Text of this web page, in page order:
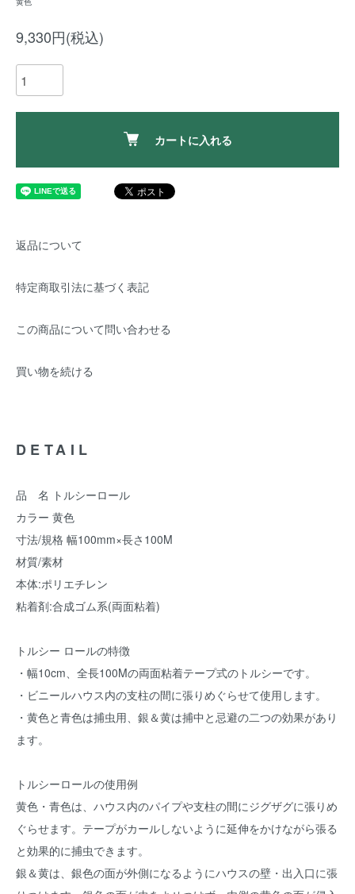
9,330円(税込)
カートに入れる
返品について
特定商取引法に基づく表記
この商品について問い合わせる
買い物を続ける
DETAIL
品 名 トルシーロール
カラー 黄色
寸法/規格 幅100mm×長さ100M
材質/素材
本体:ポリエチレン
粘着剤:合成ゴム系(両面粘着)
トルシー ロールの特徴
・幅10cm、全長100Mの両面粘着テープ式のトルシーです。
・ビニールハウス内の支柱の間に張りめぐらせて使用します。
・黄色と青色は捕虫用、銀＆黄は捕中と忌避の二つの効果があり
ます。
トルシーロールの使用例
黄色・青色は、ハウス内のパイプや支柱の間にジグザグに張りめ
ぐらせます。テープがカールしないように延伸をかけながら張る
と効果的に捕虫できます。
銀＆黄は、銀色の面が外側になるようにハウスの壁・出入口に張